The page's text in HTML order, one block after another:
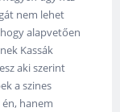
nem lehet
alapvetően
Kassák
aki szerint
a szines
hanem